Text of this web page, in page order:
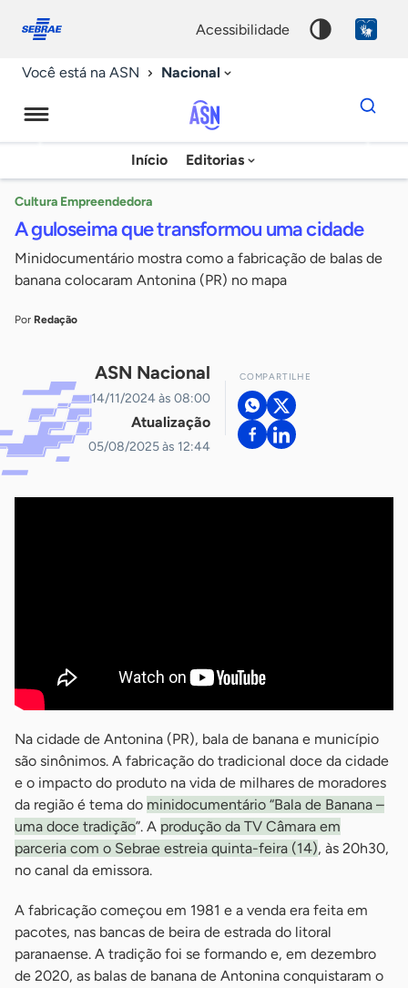
conosco
acessibilidade
Você está na ASN Nacional
Agência
Sebrae
Notícias
Início Editorias
Dados
para
chave
Cultura Empreendedora
A guloseima que transformou uma cidade
Minidocumentário mostra como a fabricação de balas de
banana colocaram Antonina (PR) no mapa
Por Redação
ASN Nacional
14/11/2024 às 08:00
Atualização
05/08/2025 às 12:44
COMPARTILHE
Na cidade de Antonina (PR), bala de banana e município
são sinônimos. A fabricação do tradicional doce da cidade
e o impacto do produto na vida de milhares de moradores
da região é tema do minidocumentário “Bala de Banana –
uma doce tradição”. A produção da TV Câmara em
parceria com o Sebrae estreia quinta-feira (14), às 20h30,
no canal da emissora.
A fabricação começou em 1981 e a venda era feita em
pacotes, nas bancas de beira de estrada do litoral
paranaense. A tradição foi se formando e, em dezembro
de 2020, as balas de banana de Antonina conquistaram o